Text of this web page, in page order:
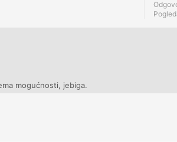
mogućnosti, jebiga.